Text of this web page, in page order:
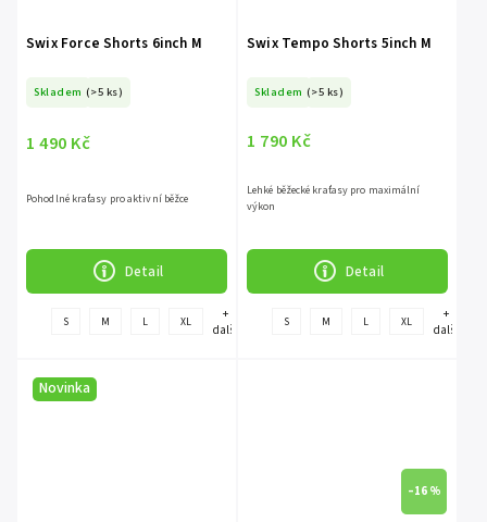
Swix Force Shorts 6inch M
Skladem (>5 ks)
1 490 Kč
Detail
Pohodlné kraťasy pro aktivní běžce
S M L XL
+
další
Swix Tempo Shorts 5inch M
Skladem (>5 ks)
1 790 Kč
Detail
Lehké běžecké kraťasy pro maximální
výkon
S M L XL
+
další
Novinka
–16 %